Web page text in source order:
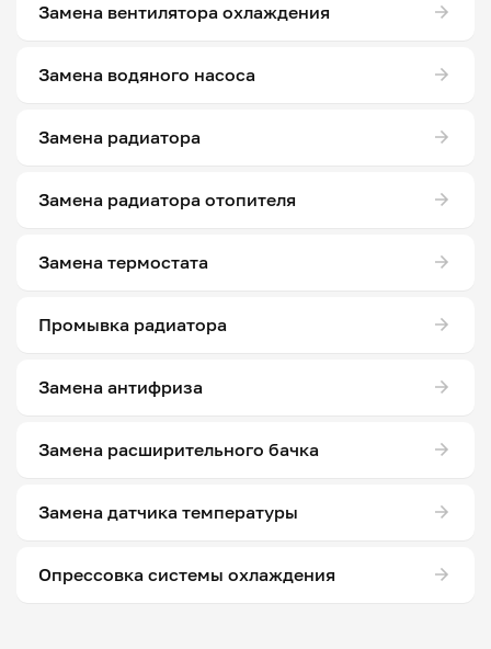
Замена вентилятора охлаждения
Замена водяного насоса
Замена радиатора
Замена радиатора отопителя
Замена термостата
Промывка радиатора
Замена антифриза
Замена расширительного бачка
Замена датчика температуры
Опрессовка системы охлаждения